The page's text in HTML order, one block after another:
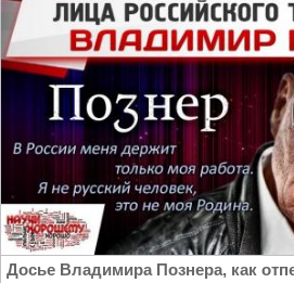
Досье Владимира Познера, как